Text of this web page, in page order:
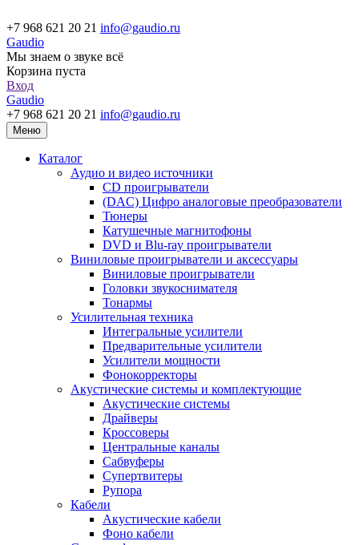
+7 968 621 20 21 info@gaudio.ru
Gaudio
Мы знаем о звуке всё
Корзина пуста
Вход
Gaudio
+7 968 621 20 21 info@gaudio.ru
Меню
Каталог
Аудио и видео источники
CD проигрыватели
(DAC) Цифро аналоговые преобразователи
Тюнеры
Катушечные магнитофоны
DVD и Blu-ray проигрыватели
Виниловые проигрыватели и аксессуары
Виниловые проигрыватели
Головки звукоснимателя
Тонармы
Усилительная техника
Интегральные усилители
Предварительные усилители
Усилители мощности
Фонокорректоры
Акустические системы и комплектующие
Акустические системы
Драйверы
Кроссоверы
Центральные каналы
Сабвуферы
Супертвитеры
Рупора
Кабели
Акустические кабели
Фоно кабели